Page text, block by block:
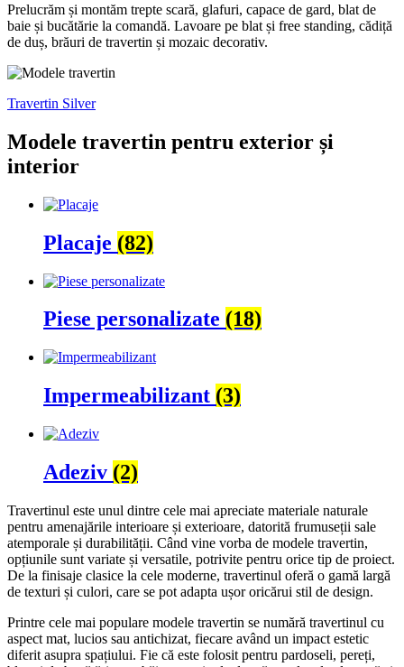
Prelucrăm și montăm trepte scară, glafuri, capace de gard, blat de
baie și bucătărie la comandă. Lavoare pe blat și free standing, cădiță
de duș, brăuri de travertin și mozaic decorativ.
Travertin Silver
Modele travertin pentru exterior și
interior
Placaje (82)
Piese personalizate (18)
Impermeabilizant (3)
Adeziv (2)
Travertinul este unul dintre cele mai apreciate materiale naturale
pentru amenajările interioare și exterioare, datorită frumuseții sale
atemporale și durabilității. Când vine vorba de modele travertin,
opțiunile sunt variate și versatile, potrivite pentru orice tip de proiect.
De la finisaje clasice la cele moderne, travertinul oferă o gamă largă
de texturi și culori, care se pot adapta ușor oricărui stil de design.
Printre cele mai populare modele travertin se numără travertinul cu
aspect mat, lucios sau antichizat, fiecare având un impact estetic
diferit asupra spațiului. Fie că este folosit pentru pardoseli, pereți,